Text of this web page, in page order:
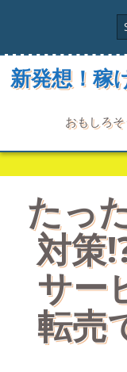
ン
プ
新発想！
おもしろ
たっ
対策
サー
転売